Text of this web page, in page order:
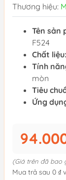
Thương hiệu:
Tên sản
F524
Chất liệu:
Tính
mòn
Tiêu
Ứng
(Giá trên đã bao
Mua trả sau 0 ₫